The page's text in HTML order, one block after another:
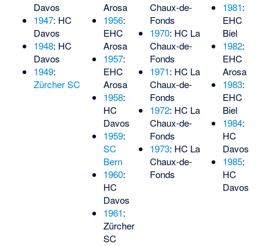
Davos
1947: HC
Davos
1948: HC
Davos
1949:
Zürcher SC
Arosa
1956:
EHC
Arosa
1957:
EHC
Arosa
1958:
HC
Davos
1959:
SC
Bern
1960:
HC
Davos
1961:
Zürcher
SC
Chaux-de-
Fonds
1970: HC La
Chaux-de-
Fonds
1971: HC La
Chaux-de-
Fonds
1972: HC La
Chaux-de-
Fonds
1973: HC La
Chaux-de-
Fonds
1981:
EHC
Biel
1982:
EHC
Arosa
1983:
EHC
Biel
1984:
HC
Davos
1985:
HC
Davos